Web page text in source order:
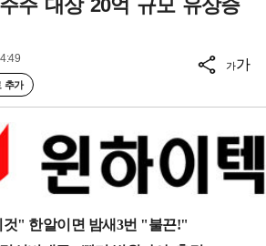
주 대상 20억 규모 유상증
추가
가가